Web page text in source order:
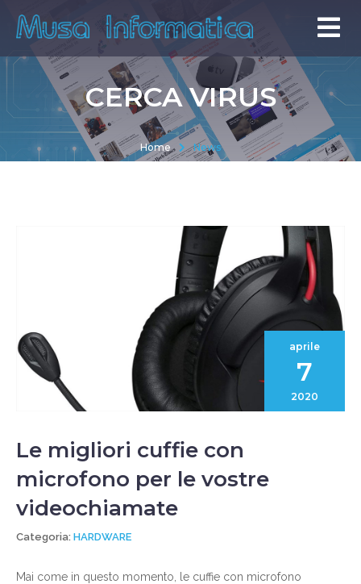
CERCA VIRUS
Home News
aprile
7
2020
Le migliori cuffie con
microfono per le vostre
videochiamate
Categoria: HARDWARE
Mai come in questo momento, le cuffie con microfono